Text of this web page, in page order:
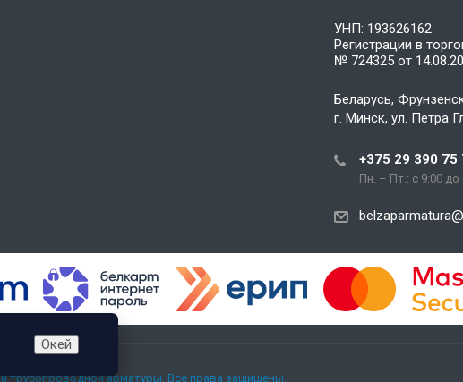
УНП: 193626162
Регистрации в
№ 724325 от
Беларусь,
г. Минск, ул. Петра
+375 29 390 75
Пн. – Пт.: с 9:00 до
трубопроводной арматуры. Все права защищены.
Окей